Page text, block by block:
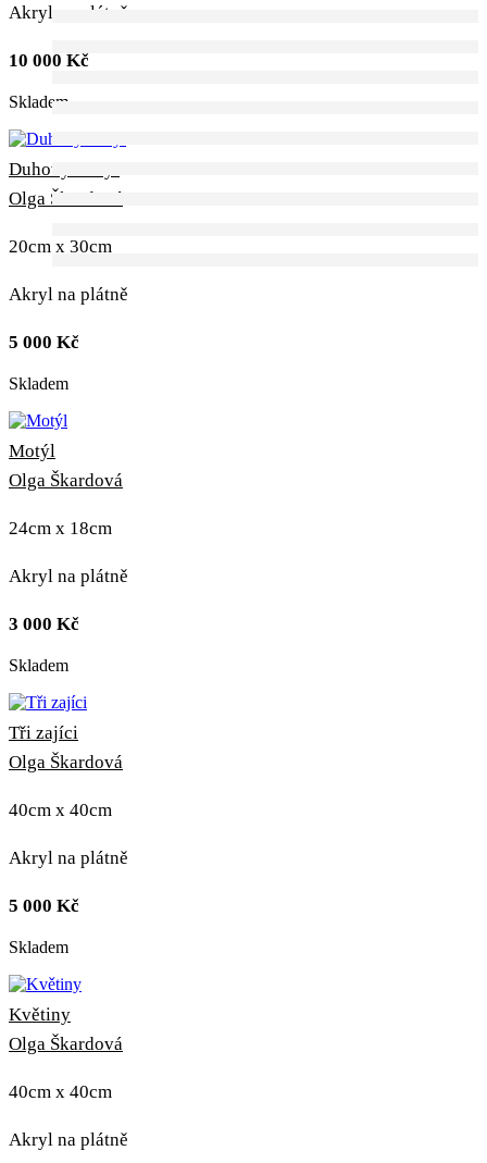
Akryl na plátně
10 000 Kč
Skladem
Duhový motýl
Olga Škardová
20cm x 30cm
Akryl na plátně
5 000 Kč
Skladem
Motýl
Olga Škardová
24cm x 18cm
Akryl na plátně
3 000 Kč
Skladem
Tři zajíci
Olga Škardová
40cm x 40cm
Akryl na plátně
5 000 Kč
Skladem
Květiny
Olga Škardová
40cm x 40cm
Akryl na plátně